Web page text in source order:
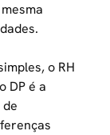
o RH
DP é a